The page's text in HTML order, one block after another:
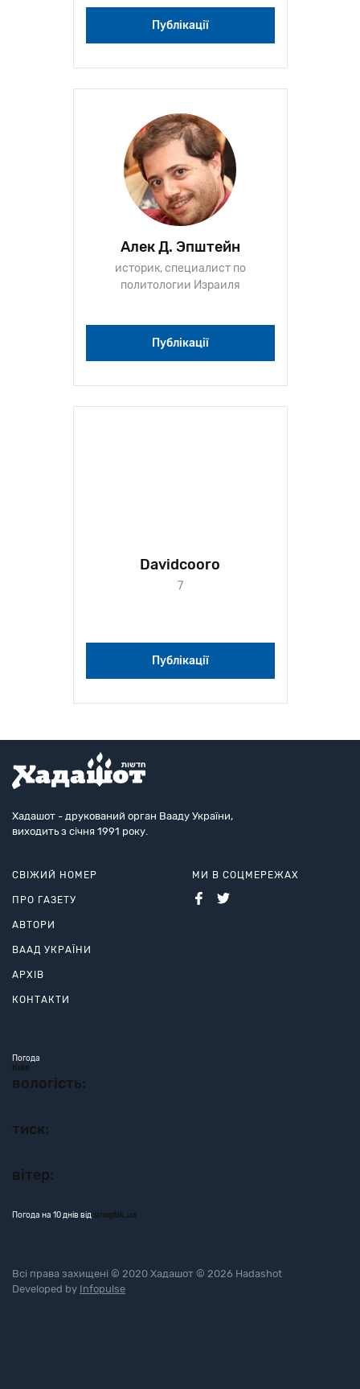
Публікації
Алек Д. Эпштейн
историк, специалист по
политологии Израиля
Публікації
Davidcooro
7
Публікації
Хадашот - друкований орган Вааду України,
виходить з січня 1991 року.
СВІЖИЙ НОМЕР
ПРО ГАЗЕТУ
АВТОРИ
ВААД УКРАЇНИ
АРХІВ
КОНТАКТИ
МИ В СОЦМЕРЕЖАХ
Погода
Київ
вологість:
тиск:
вітер:
Погода на 10 днів від sinoptik.ua
Всі права захищені © 2020 Хадашот © 2026 Hadashot
Developed by Infopulse